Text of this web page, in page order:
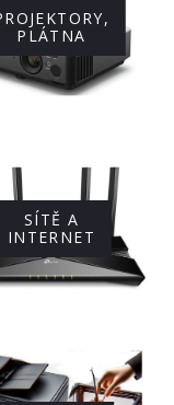
PLÁTNA
SÍTĚ A
INTERNET